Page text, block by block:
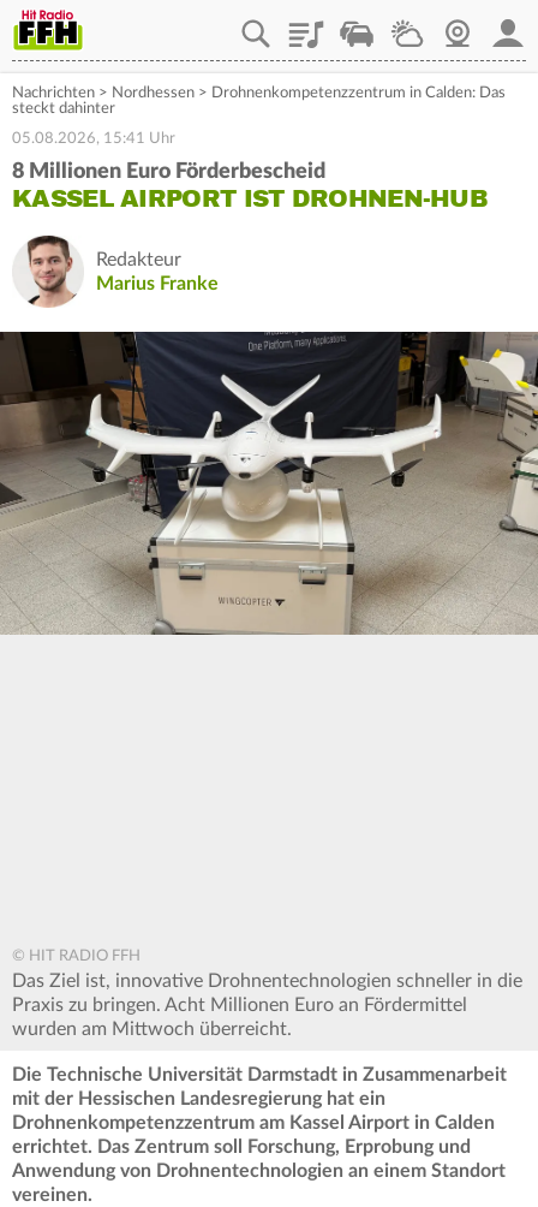
PlaylistStaupilotWetterWebcam
Nachrichten > Nordhessen > Drohnenkompetenzzentrum in Calden: Das
steckt dahinter
05.08.2026, 15:41 Uhr
8 Millionen Euro Förderbescheid
KASSEL AIRPORT IST DROHNEN-HUB
Redakteur
Marius Franke
© HIT RADIO FFH
Das Ziel ist, innovative Drohnentechnologien schneller in die
Praxis zu bringen. Acht Millionen Euro an Fördermittel
wurden am Mittwoch überreicht.
Die Technische Universität Darmstadt in Zusammenarbeit
mit der Hessischen Landesregierung hat ein
Drohnenkompetenzzentrum am Kassel Airport in Calden
errichtet. Das Zentrum soll Forschung, Erprobung und
Anwendung von Drohnentechnologien an einem Standort
vereinen.